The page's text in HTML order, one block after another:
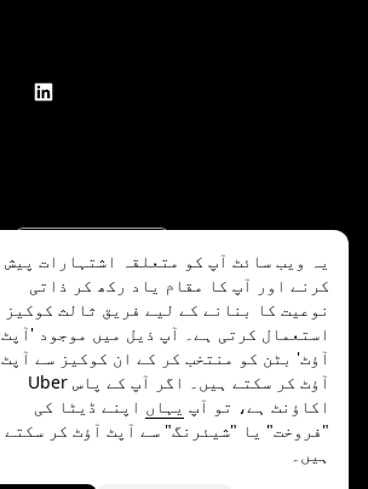
©
2026
.Uber Technologies Inc
یہ ویب سائٹ آپ کو متعلقہ اشتہارات پیش
کرنے اور آپ کا مقام یاد رکھ کر ذاتی
نوعیت کا بنانے کے لیے فریق ثالث کوکیز
استعمال کرتی ہے۔ آپ ذیل میں موجود 'آپٹ
آؤٹ' بٹن کو منتخب کر کے ان کوکیز سے آپٹ
آؤٹ کر سکتے ہیں۔ اگر آپ کے پاس Uber
اکاؤنٹ ہے، تو آپ یہاں اپنے ڈیٹا کی
"فروخت" یا "شیئرنگ" سے آپٹ آؤٹ کر سکتے
ہیں۔